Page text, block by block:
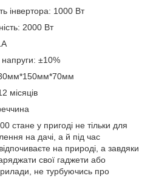
інвертора: 1000 Вт
2000 Вт
напруги: ±10%
місяців
стане у пригоді не тільки для
на дачі, а й під час
на природі, а завдяки
свої гаджети або
не турбуючись про